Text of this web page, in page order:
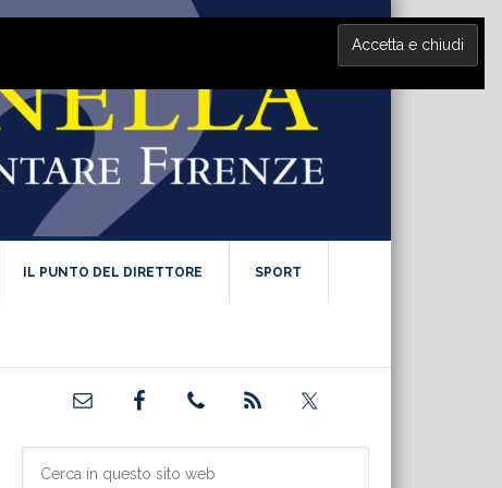
IL PUNTO DEL DIRETTORE SPORT
Barra
primaria